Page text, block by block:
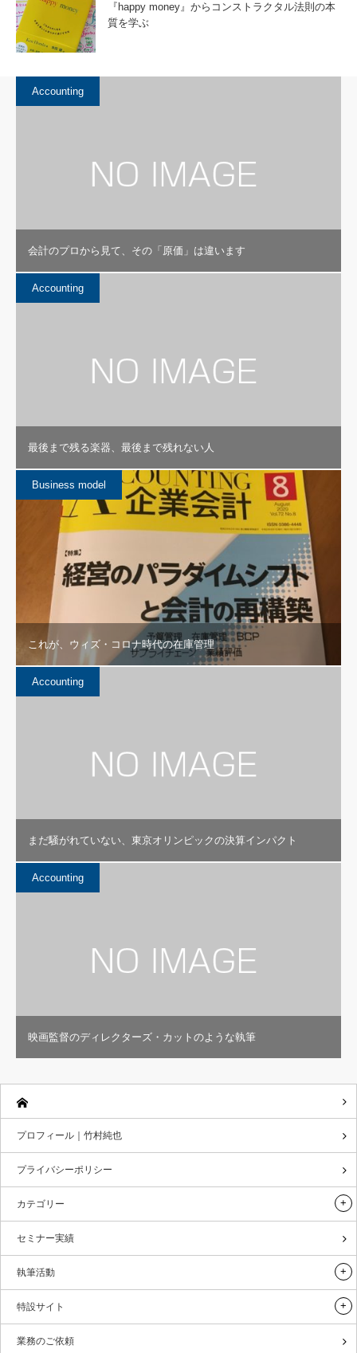
『happy money』からコンストラクタル法則の本
質を学ぶ
Accounting
会計のプロから見て、その「原価」は違います
Accounting
最後まで残る楽器、最後まで残れない人
Business model
これが、ウィズ・コロナ時代の在庫管理
Accounting
まだ騒がれていない、東京オリンピックの決算インパクト
Accounting
映画監督のディレクターズ・カットのような執筆
プロフィール｜竹村純也
プライバシーポリシー
カテゴリー
セミナー実績
執筆活動
特設サイト
業務のご依頼